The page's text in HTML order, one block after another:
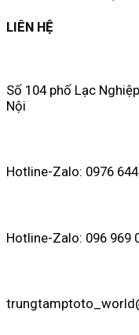
LIÊN HỆ
Số 104 phố Lạc
Nội
Hotline-Zalo: 0976
Hotline-Zalo: 096 969